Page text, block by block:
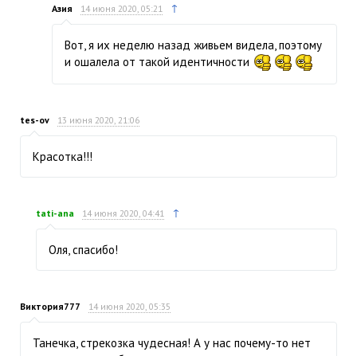
Азия 14 июня 2020, 05:21 ↑
Вот, я их неделю назад живьем видела, поэтому
и ошалела от такой идентичности
tes-ov 13 июня 2020, 21:06
Красотка!!!
tati-ana 14 июня 2020, 04:41 ↑
Оля, спасибо!
Виктория777 14 июня 2020, 05:35
Танечка, стрекозка чудесная! А у нас почему-то нет